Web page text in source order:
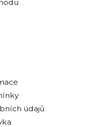
údajů